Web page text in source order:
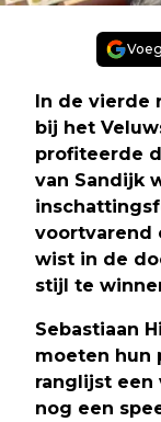
In de vierde
bij het
profiteerde
van Sandijk
voortvarend
wist in de
stijl te
Sebastiaan
moeten hun
ranglijst een
nog een